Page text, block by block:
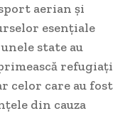
aerian și
esențiale
state au
refugiați
celor care au fost
din cauza